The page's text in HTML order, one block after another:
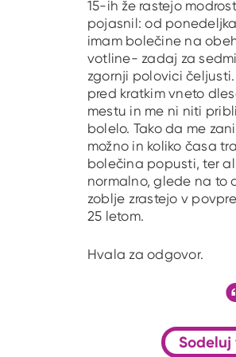
15-ih že rastejo
pojasnil: od
imam bolečine na
votline- zadaj za
zgornji polovici čeljusti.
pred kratkim vneto
mestu in me ni niti
bolelo. Tako da me
možno in koliko časa
bolečina popusti, ter
normalno, glede na to
zoblje zrastejo v
25 letom.
Hvala za odgovor.
Sodeluj